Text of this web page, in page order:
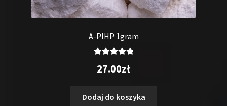
A-PIHP 1gram
5.00na 5
27.00zł
Dodaj do koszyka